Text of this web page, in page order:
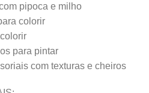
pipoca e milho
colorir
para pintar
com texturas e cheiros